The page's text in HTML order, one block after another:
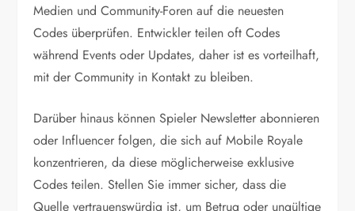
Medien und Community-Foren auf die neuesten
Codes überprüfen. Entwickler teilen oft Codes
während Events oder Updates, daher ist es vorteilhaft,
mit der Community in Kontakt zu bleiben.
Darüber hinaus können Spieler Newsletter abonnieren
oder Influencer folgen, die sich auf Mobile Royale
konzentrieren, da diese möglicherweise exklusive
Codes teilen. Stellen Sie immer sicher, dass die
Quelle vertrauenswürdig ist, um Betrug oder ungültige